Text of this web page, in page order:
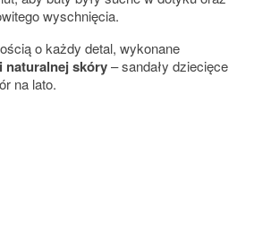
wyschnięcia.
o każdy detal, wykonane
naturalnej skóry– sandały dziecięce
na lato.